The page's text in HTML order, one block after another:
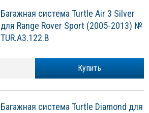
Багажная система Turtle Air 3 Silver
для Range Rover Sport (2005-2013) №
TUR.A3.122.B
Купить
Багажная система Turtle Diamond для